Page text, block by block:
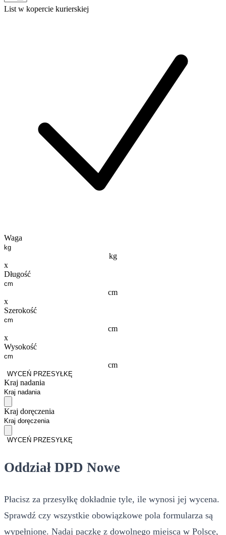
List w kopercie kurierskiej
Waga
kg
x
Długość
cm
x
Szerokość
cm
x
Wysokość
cm
WYCEŃ PRZESYŁKĘ
Kraj nadania
Kraj doręczenia
WYCEŃ PRZESYŁKĘ
Oddział DPD Nowe
Płacisz za przesyłkę dokładnie tyle, ile wynosi jej wycena.
Sprawdź czy wszystkie obowiązkowe pola formularza są
wypełnione. Nadaj paczkę z dowolnego miejsca w Polsce,